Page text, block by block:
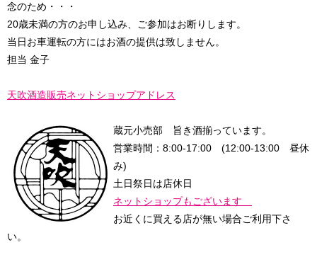
念のため・・・
20歳未満の方のお申し込み、ご参加はお断りします。
当日お車運転の方にはお酒の提供は致しません。
担当 金子
天吹酒造販売ネットショップアドレス
蔵元小売部 旨き酒揃っています。
営業時間：8:00-17:00 (12:00-13:00 昼休
み)
土日祭日は店休日
ネットショップもございます
お近くに買える店が無い場合ご利用下さ
い。